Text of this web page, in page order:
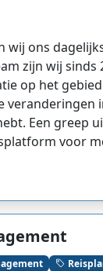
wij ons
zijn wij
op het
veranderingen
Een greep
voor